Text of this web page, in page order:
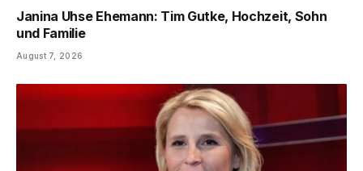
Janina Uhse Ehemann: Tim Gutke, Hochzeit, Sohn
und Familie
August 7, 2026